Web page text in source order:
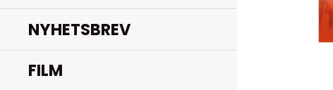
NYHETSBREV
FILM